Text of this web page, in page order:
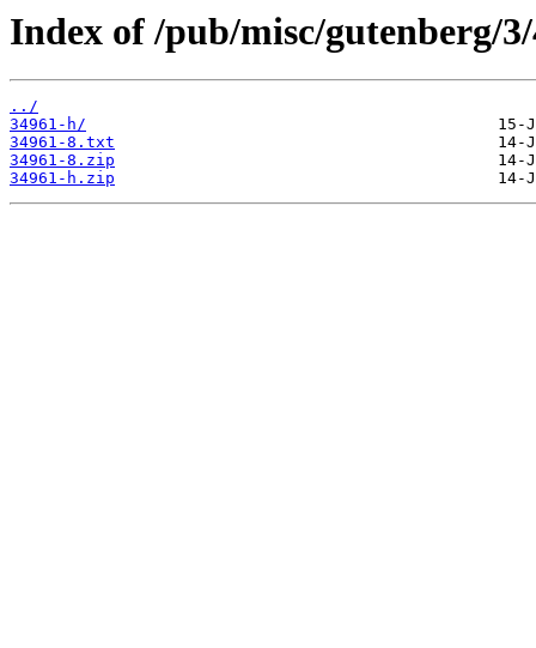
Index of /pub/misc/gutenberg/
../
34961-h/
34961-8.txt
34961-8.zip
34961-h.zip